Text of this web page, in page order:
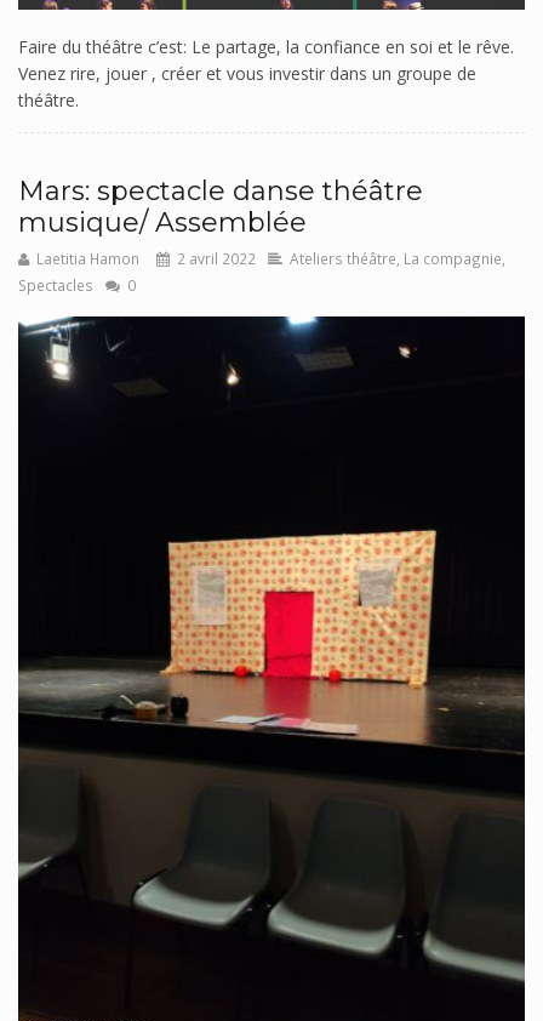
Faire du théâtre c’est: Le partage, la confiance en soi et le rêve.
Venez rire, jouer , créer et vous investir dans un groupe de
théâtre.
Mars: spectacle danse théâtre
musique/ Assemblée
Laetitia Hamon 2 avril 2022 Ateliers théâtre La compagnie
Spectacles
0